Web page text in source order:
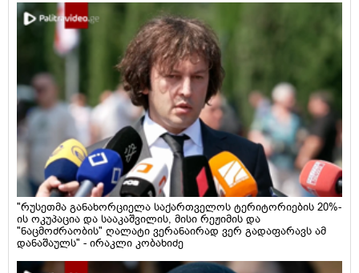
"რუსეთმა განახორციელა საქართველოს ტერიტორიების 20%-
ის ოკუპაცია და სააკაშვილის, მისი რეჟიმის და
"ნაცმოძრაობის" ღალატი ვერანაირად ვერ გადაფარავს ამ
დანაშაულს" - ირაკლი კობახიძე